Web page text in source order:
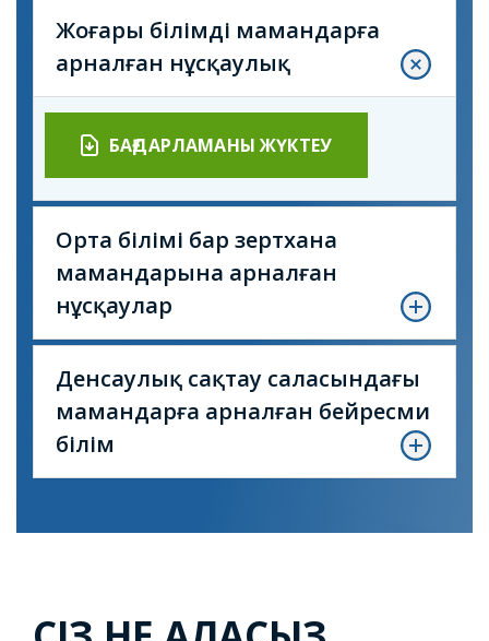
Жоғары білімді мамандарға
арналған нұсқаулық
БАҒДАРЛАМАНЫ ЖҮКТЕУ
Орта білімі бар зертхана
мамандарына арналған
нұсқаулар
Денсаулық сақтау саласындағы
мамандарға арналған бейресми
білім